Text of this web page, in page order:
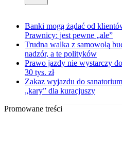
Banki mogą żądać od
Prawnicy: jest pewne „ale”
Trudna walka z samowolą
nadzór, a te polityków
Prawo jazdy nie wystarczy
30 tys. zł
Zakaz wyjazdu do
„kary” dla kuracjuszy
Promowane treści